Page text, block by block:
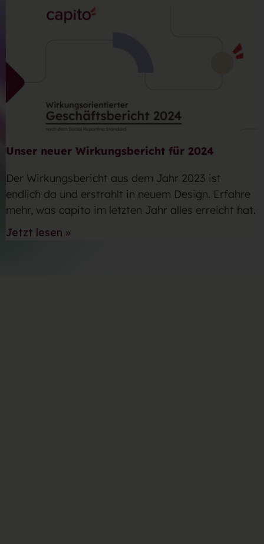
Unser neuer Wirkungsbericht für 2024
Der Wirkungsbericht aus dem Jahr 2023 ist
endlich da und erstrahlt in neuem Design. Erfahre
mehr, was capito im letzten Jahr alles erreicht hat.
Jetzt lesen »